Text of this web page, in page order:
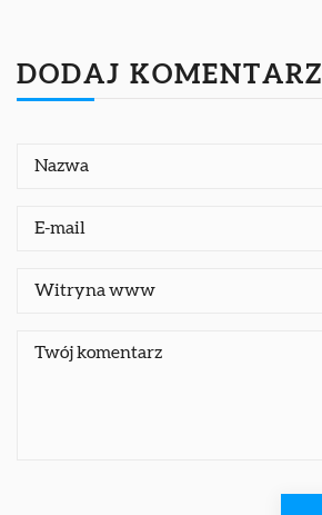
DODAJ KOMENTARZ